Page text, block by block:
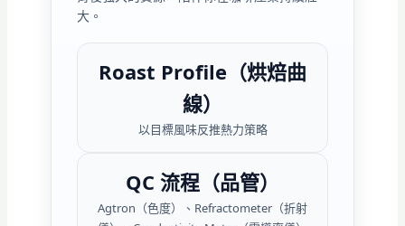
大。
Roast Profile（烘焙曲
線）
以目標風味反推熱力策略
QC 流程（品管）
Agtron（色度）、Refractometer（折射